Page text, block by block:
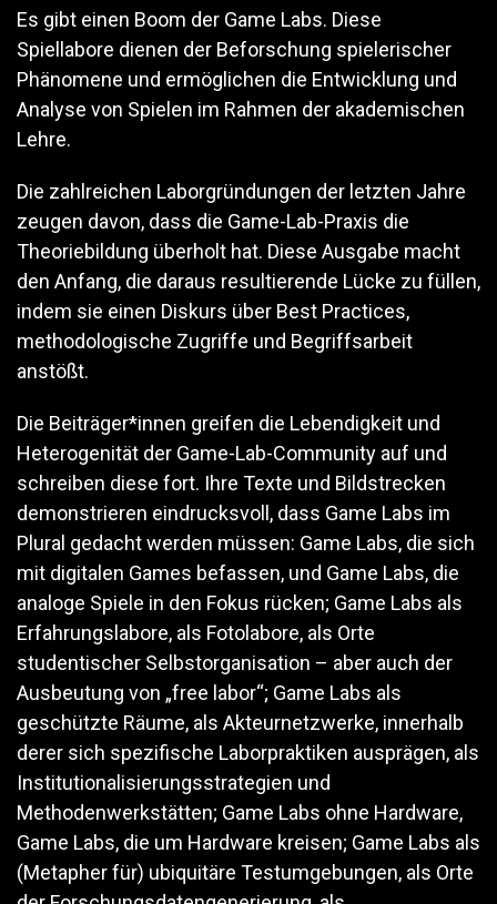
Es gibt einen Boom der Game Labs. Diese
Spiellabore dienen der Beforschung spielerischer
Phänomene und ermöglichen die Entwicklung und
Analyse von Spielen im Rahmen der akademischen
Lehre.
Die zahlreichen Laborgründungen der letzten Jahre
zeugen davon, dass die Game-Lab-Praxis die
Theoriebildung überholt hat. Diese Ausgabe macht
den Anfang, die daraus resultierende Lücke zu füllen,
indem sie einen Diskurs über Best Practices,
methodologische Zugriffe und Begriffsarbeit
anstößt.
Die Beiträger*innen greifen die Lebendigkeit und
Heterogenität der Game-Lab-Community auf und
schreiben diese fort. Ihre Texte und Bildstrecken
demonstrieren eindrucksvoll, dass Game Labs im
Plural gedacht werden müssen: Game Labs, die sich
mit digitalen Games befassen, und Game Labs, die
analoge Spiele in den Fokus rücken; Game Labs als
Erfahrungslabore, als Fotolabore, als Orte
studentischer Selbstorganisation – aber auch der
Ausbeutung von „free labor“; Game Labs als
geschützte Räume, als Akteurnetzwerke, innerhalb
derer sich spezifische Laborpraktiken ausprägen, als
Institutionalisierungsstrategien und
Methodenwerkstätten; Game Labs ohne Hardware,
Game Labs, die um Hardware kreisen; Game Labs als
(Metapher für) ubiquitäre Testumgebungen, als Orte